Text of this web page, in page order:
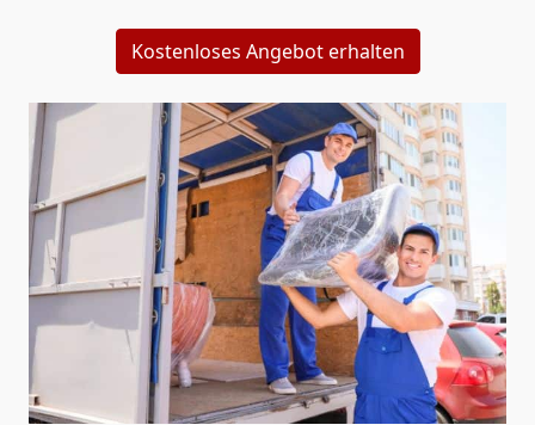
Kostenloses Angebot erhalten